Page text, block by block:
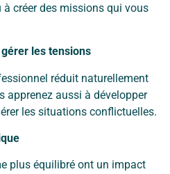
créer des missions qui vous
les tensions
réduit naturellement
apprenez aussi à développer
les situations conflictuelles.
plus équilibré ont un impact